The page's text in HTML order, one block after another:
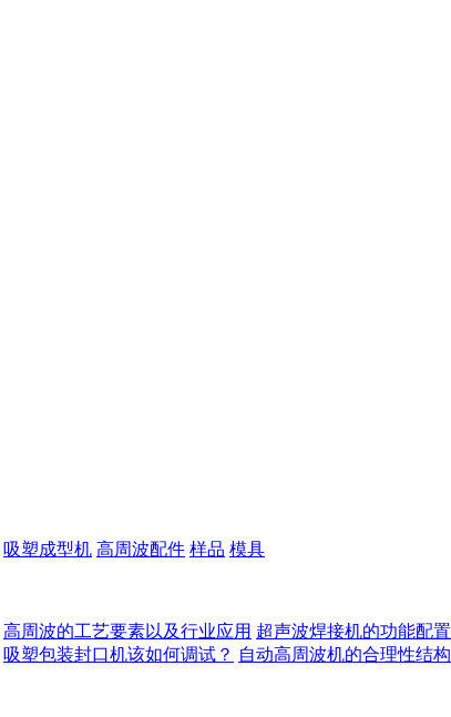
吸塑成型机 高周波配件 样品 模具
高周波的工艺要素以及行业应用 超声波焊接机的功能配置
吸塑包装封口机该如何调试？ 自动高周波机的合理性结构